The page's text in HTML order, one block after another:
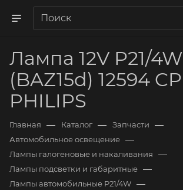
Лампа 12V P21/4W
(BAZ15d) 12594 CP
PHILIPS
Главная — Каталог — Запчасти —
Автомобильное освещение —
Лампы галогеновые и накаливания —
Лампы подсветки и габаритные —
Лампы автомобильные P21/4W —